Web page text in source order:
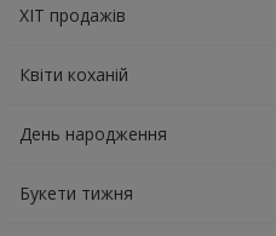
ХІТ продажів
Квіти коханій
День народження
Букети тижня